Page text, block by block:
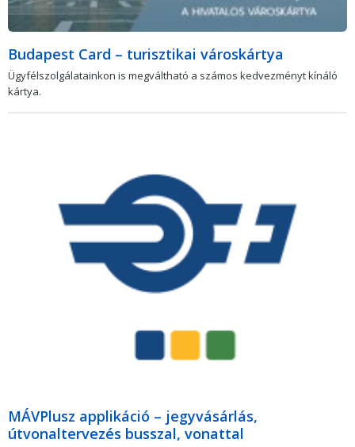
Budapest Card – turisztikai városkártya
Ügyfélszolgálatainkon is megváltható a számos kedvezményt kínáló
kártya.
MÁVPlusz applikáció – jegyvásárlás,
útvonaltervezés busszal, vonattal